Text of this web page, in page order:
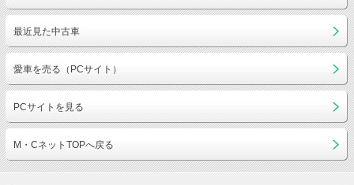
最近見た中古車
愛車を売る（PCサイト）
PCサイトを見る
M・CネットTOPへ戻る